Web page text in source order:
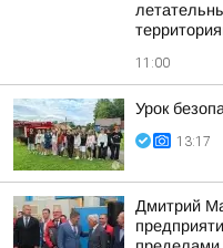
11:00
Урок
13:17
Дмитрий